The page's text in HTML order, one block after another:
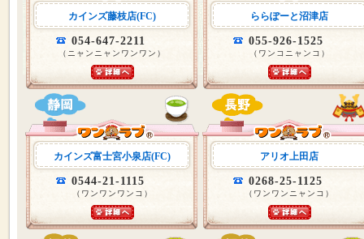
カインズ藤枝店(FC)
054-647-2211
（ニャンニャンワンワン）
ららぽーと沼津店
055-926-1525
（ワンコニャンコ）
カインズ富士宮小泉店(FC)
0544-21-1115
（ワンワンワンコ）
アリオ上田店
0268-25-1125
（ワンワンニャンコ）